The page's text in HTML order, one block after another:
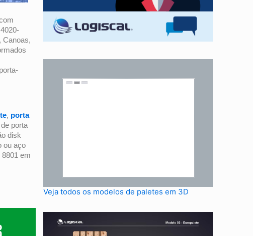
Canoas,
, porta
porta
disk
ou aço
em
Veja todos os modelos de paletes em 3D